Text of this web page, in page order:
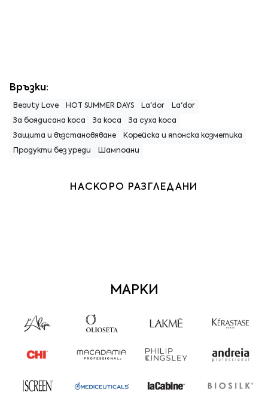
Връзки:
Beauty Love HOT SUMMER DAYS La'dor La'dor
За боядисана коса За коса За суха коса
Защита и възстановяване Корейска и японска козметика
Продукти без уреди Шампоани
НАСКОРО РАЗГЛЕДАНИ
МАРКИ